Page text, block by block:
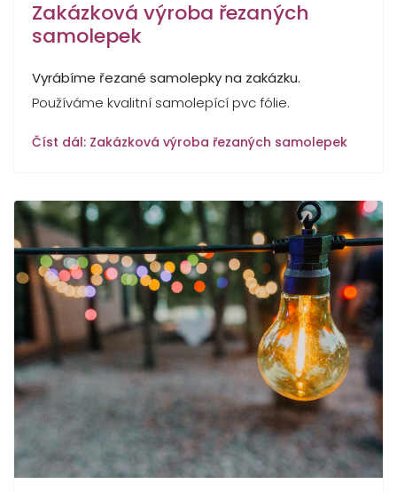
Zakázková výroba řezaných
samolepek
Vyrábíme řezané samolepky na zakázku.
Používáme kvalitní samolepící pvc fólie.
Číst dál: Zakázková výroba řezaných samolepek